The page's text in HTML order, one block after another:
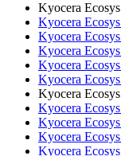
Kyocera
Kyocera
Kyocera
Kyocera
Kyocera
Kyocera
Kyocera
Kyocera
Kyocera
Kyocera
Kyocera